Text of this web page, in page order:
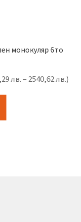
монокуляр 6то
лв.–2540,62лв.)